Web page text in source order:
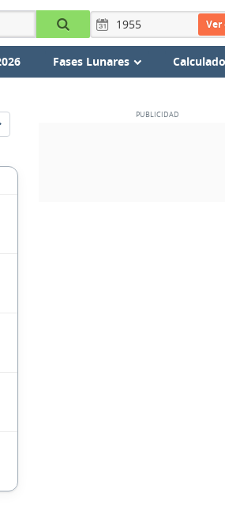
Ver
Fases Lunares